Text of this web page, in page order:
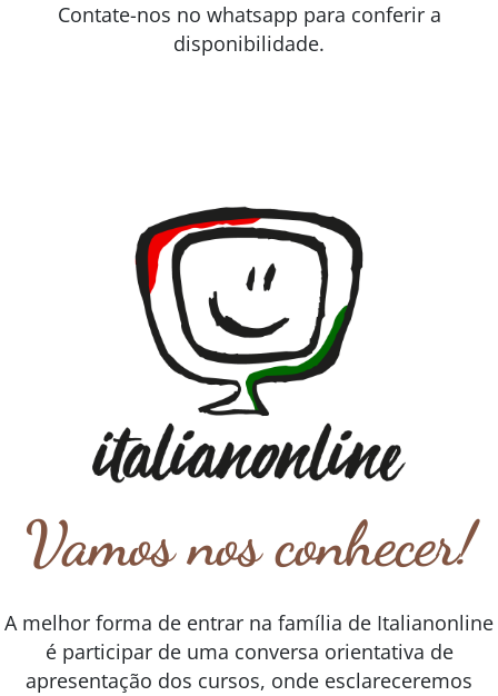
Contate-nos no whatsapp para conferir a
disponibilidade.
Vamos nos conhecer!
A melhor forma de entrar na família de Italianonline
é participar de uma conversa orientativa de
apresentação dos cursos, onde esclareceremos